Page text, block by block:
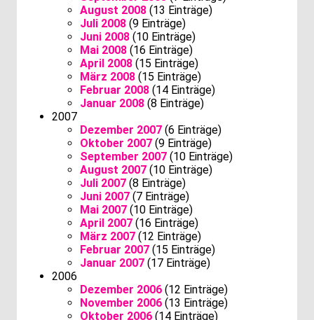
August 2008 (13 Einträge)
Juli 2008 (9 Einträge)
Juni 2008 (10 Einträge)
Mai 2008 (16 Einträge)
April 2008 (15 Einträge)
März 2008 (15 Einträge)
Februar 2008 (14 Einträge)
Januar 2008 (8 Einträge)
2007
Dezember 2007 (6 Einträge)
Oktober 2007 (9 Einträge)
September 2007 (10 Einträge)
August 2007 (10 Einträge)
Juli 2007 (8 Einträge)
Juni 2007 (7 Einträge)
Mai 2007 (10 Einträge)
April 2007 (16 Einträge)
März 2007 (12 Einträge)
Februar 2007 (15 Einträge)
Januar 2007 (17 Einträge)
2006
Dezember 2006 (12 Einträge)
November 2006 (13 Einträge)
Oktober 2006 (14 Einträge)